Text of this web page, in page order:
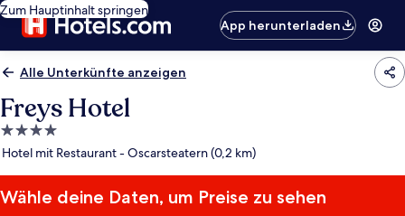
Zum Hauptinhalt springen
App herunterladen
Alle Unterkünfte anzeigen
Freys Hotel
4.0-
Sterne-
Hotel mit Restaurant - Oscarsteatern (0,2 km)
Wähle deine Daten, um Preise zu sehen